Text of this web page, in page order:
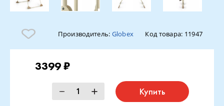
Производитель: Globex Код товара: 11947
3399 ₽
Купить